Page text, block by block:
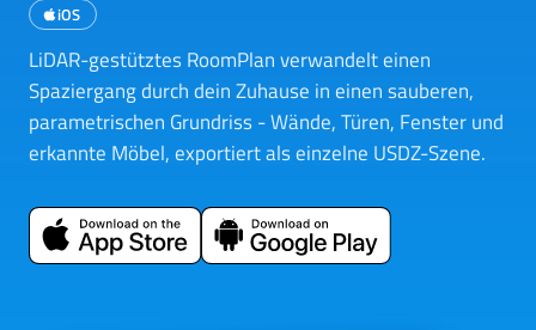
iOS
LiDAR-gestütztes RoomPlan verwandelt einen
Spaziergang durch dein Zuhause in einen sauberen,
parametrischen Grundriss - Wände, Türen, Fenster und
erkannte Möbel, exportiert als einzelne USDZ-Szene.